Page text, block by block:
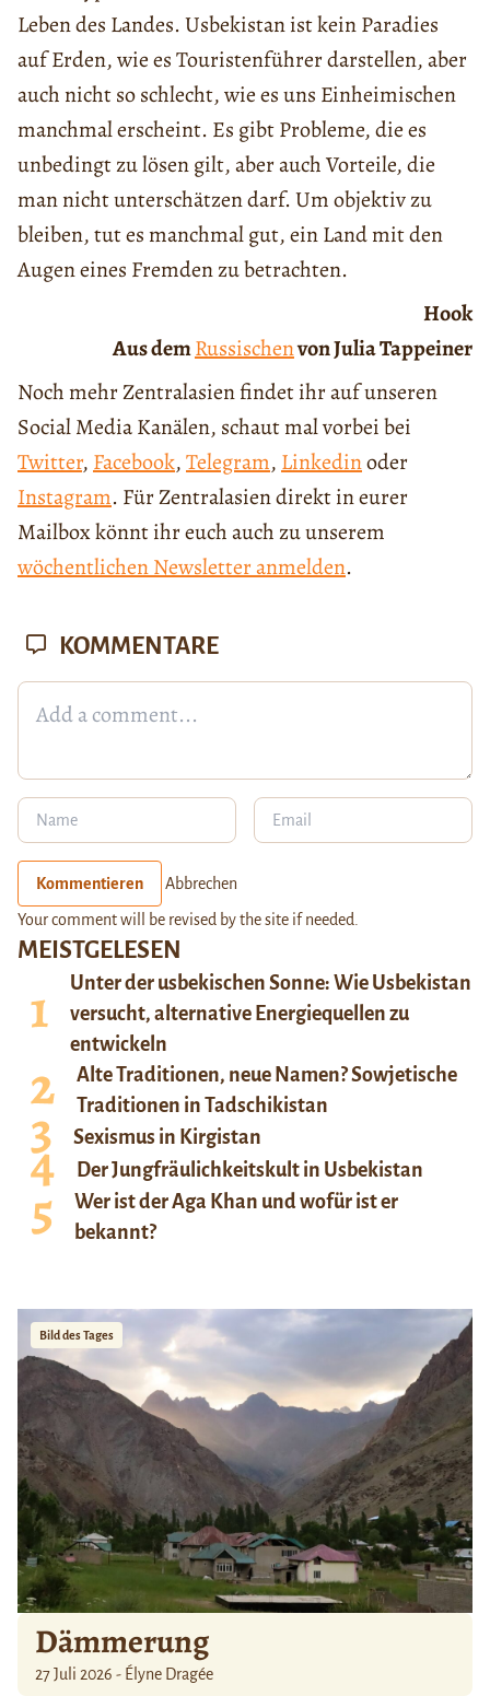
Leben des Landes. Usbekistan ist kein Paradies
auf Erden, wie es Touristenführer darstellen, aber
auch nicht so schlecht, wie es uns Einheimischen
manchmal erscheint. Es gibt Probleme, die es
unbedingt zu lösen gilt, aber auch Vorteile, die
man nicht unterschätzen darf. Um objektiv zu
bleiben, tut es manchmal gut, ein Land mit den
Augen eines Fremden zu betrachten.
Hook
Aus demRussischenvon Julia Tappeiner
Noch mehr Zentralasien findet ihr auf unseren
Social Media Kanälen, schaut mal vorbei bei
Twitter, Facebook,Telegram, Linkedinoder
Instagram. Für Zentralasien direkt in eurer
Mailbox könnt ihr euch auch zu unserem
wöchentlichen Newsletter anmelden.
MEISTGELESEN
Unter der usbekischen Sonne: Wie Usbekistan
versucht, alternative Energiequellen zu
entwickeln
Alte Traditionen, neue Namen? Sowjetische
Traditionen in Tadschikistan
Sexismus in Kirgistan
Der Jungfräulichkeitskult in Usbekistan
Wer ist der Aga Khan und wofür ist er
bekannt?
Bild des Tages
Dämmerung
27 Juli 2026 - Élyne Dragée
KOMMENTARE
Kommentieren Abbrechen
Your comment will be revised by the site if needed.